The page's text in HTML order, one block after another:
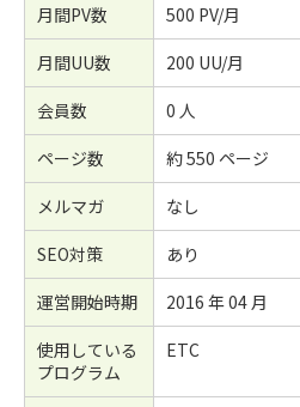
月間PV数
500 PV/月
月間UU数
200 UU/月
会員数
0 人
ページ数
約 550 ページ
メルマガ
なし
SEO対策
あり
運営開始時期
2016 年 04 月
使用している
プログラム
ETC